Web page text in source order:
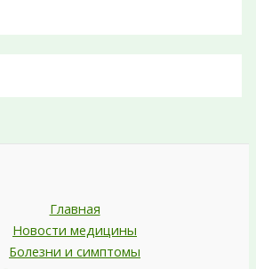
Главная
Новости медицины
Болезни и симптомы